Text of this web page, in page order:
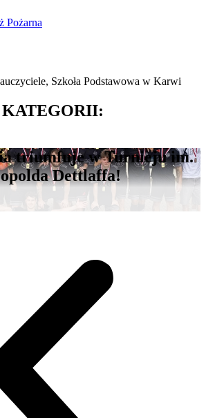
Pożarna
, Szkoła Podstawowa w Karwi
triumfuje w Turnieju im.
Dettlaffa!